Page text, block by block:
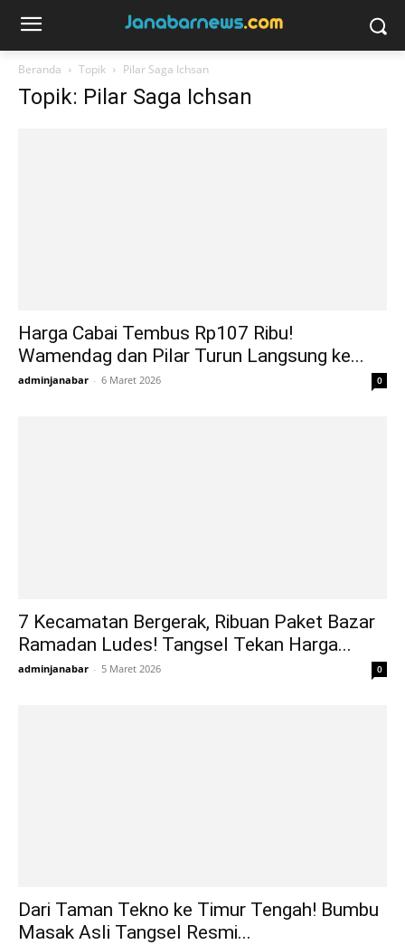
Beranda Topik Pilar Saga Ichsan
Topik: Pilar Saga Ichsan
Harga Cabai Tembus Rp107 Ribu!
Wamendag dan Pilar Turun Langsung ke...
adminjanabar - 6 Maret 2026 0
7 Kecamatan Bergerak, Ribuan Paket Bazar
Ramadan Ludes! Tangsel Tekan Harga...
adminjanabar - 5 Maret 2026 0
Dari Taman Tekno ke Timur Tengah! Bumbu
Masak Asli Tangsel Resmi...